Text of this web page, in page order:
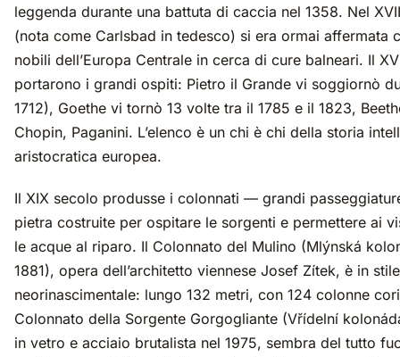
leggenda durante una battuta di caccia nel 1358. Nel
(nota come Carlsbad in tedesco) si era ormai affermata
nobili dell’Europa Centrale in cerca di cure balneari. Il
portarono i grandi ospiti: Pietro il Grande vi soggiornò
1712), Goethe vi tornò 13 volte tra il 1785 e il 1823,
Chopin, Paganini. L’elenco è un chi è chi della storia
aristocratica europea.
Il XIX secolo produsse i colonnati — grandi
pietra costruite per ospitare le sorgenti e permettere ai
le acque al riparo. Il Colonnato del Mulino (Mlýnská
1881), opera dell’architetto viennese Josef Zítek, è in stile
neorinascimentale: lungo 132 metri, con 124 colonne
Colonnato della Sorgente Gorgogliante (Vřídelní
in vetro e acciaio brutalista nel 1975, sembra del tutto